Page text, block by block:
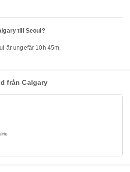
till Seoul?
är ungefär 10h 45m.
från Calgary